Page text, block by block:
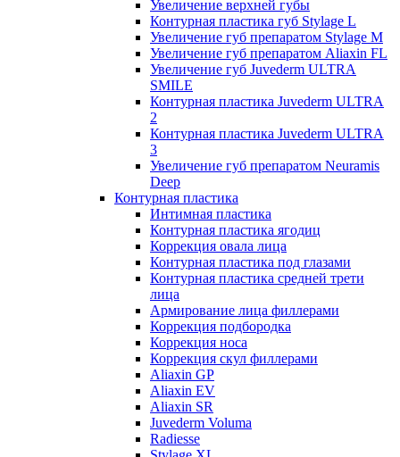
Увеличение верхней губы
Контурная пластика губ Stylage L
Увеличение губ препаратом Stylage M
Увеличение губ препаратом Aliaxin FL
Увеличение губ Juvederm ULTRA
SMILE
Контурная пластика Juvederm ULTRA
2
Контурная пластика Juvederm ULTRA
3
Увеличение губ препаратом Neuramis
Deep
Контурная пластика
Интимная пластика
Контурная пластика ягодиц
Коррекция овала лица
Контурная пластика под глазами
Контурная пластика средней трети
лица
Армирование лица филлерами
Коррекция подбородка
Коррекция носа
Коррекция скул филлерами
Aliaxin GP
Aliaxin EV
Aliaxin SR
Juvederm Voluma
Radiesse